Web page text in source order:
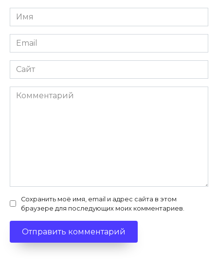
Имя
*
Email
*
Сайт
Комментарий
Сохранить моё имя, email и адрес сайта в этом
браузере для последующих моих комментариев.